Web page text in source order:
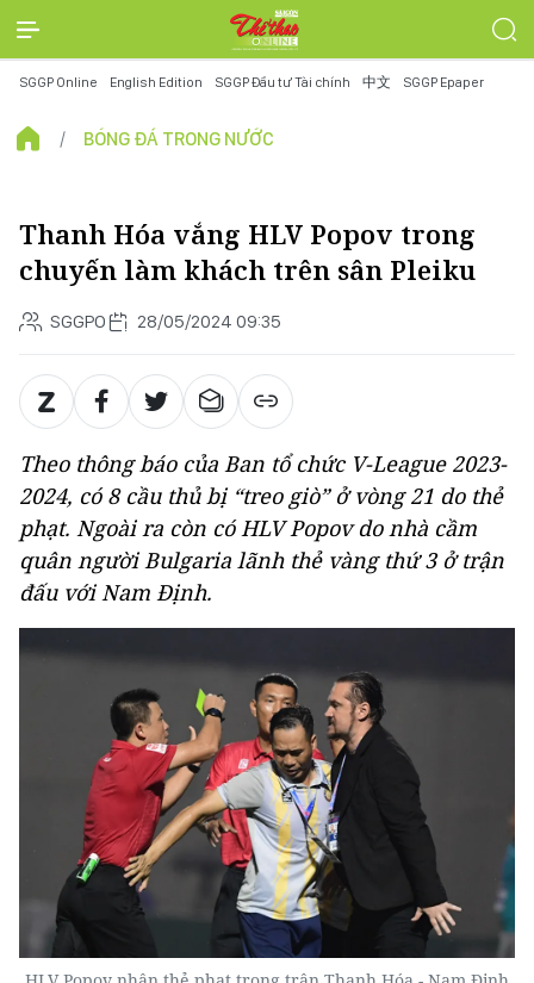
SGGP Online English Edition SGGP Đầu tư Tài chính 中文 SGGP Epaper
BÓNG ĐÁ TRONG NƯỚC
Thanh Hóa vắng HLV Popov trong
chuyến làm khách trên sân Pleiku
SGGPO 28/05/2024 09:35
Theo thông báo của Ban tổ chức V-League 2023-
2024, có 8 cầu thủ bị “treo giò” ở vòng 21 do thẻ
phạt. Ngoài ra còn có HLV Popov do nhà cầm
quân người Bulgaria lãnh thẻ vàng thứ 3 ở trận
đấu với Nam Định.